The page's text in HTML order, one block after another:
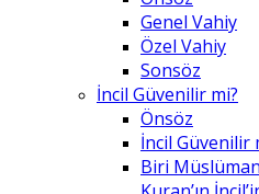
Genel Vahiy
Özel Vahiy
Sonsöz
İncil Güvenilir mi?
Önsöz
İncil Güvenilir
Biri